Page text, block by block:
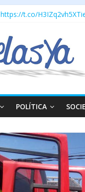
https://t.co/H3IZq2vh5X
POLÍTICA